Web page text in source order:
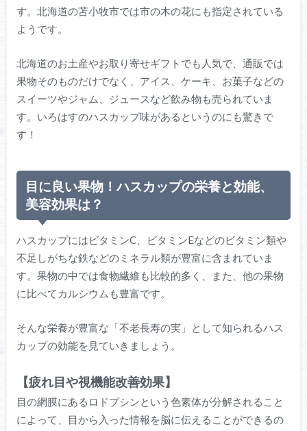
す。北海道の苫小牧市では市の木の花にも指定されている
ようです。
北海道のお土産やお取り寄せギフトでも人気で、通販では
果物そのものだけでなく、アイス、ケーキ、お菓子などの
スイーツやジャム、ジュースなど飲み物も売られていま
す。いろはすのハスカップ味があるというのにも驚きで
す！
目に良い果物！ハスカップの栄養と効能、
美容効果は？
ハスカップにはビタミンC、ビタミンEなどのビタミン類や
不足しがちな鉄などのミネラル類が豊富に含まれていま
す。果物の中では食物繊維も比較的多く、また、他の果物
に比べてカルシウムも豊富です。
そんな栄養が豊富な「不老長寿の実」として知られるハス
カップの効能を見ていきましょう。
【疲れ目や視機能改善効果】
目の網膜にあるロドプシンという色素体が分解されること
によって、目から入った情報を脳に伝えることができるの